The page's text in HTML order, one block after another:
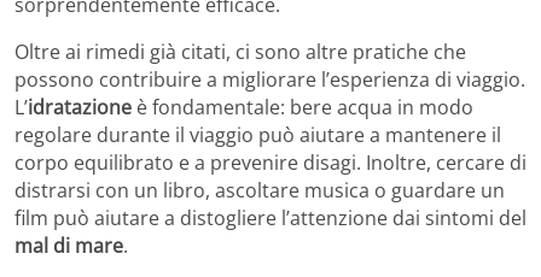
Oltre ai rimedi già citati, ci sono altre pratiche che
possono contribuire a migliorare l’esperienza di viaggio.
L’idratazione è fondamentale: bere acqua in modo
regolare durante il viaggio può aiutare a mantenere il
corpo equilibrato e a prevenire disagi. Inoltre, cercare di
distrarsi con un libro, ascoltare musica o guardare un
film può aiutare a distogliere l’attenzione dai sintomi del
mal di mare.